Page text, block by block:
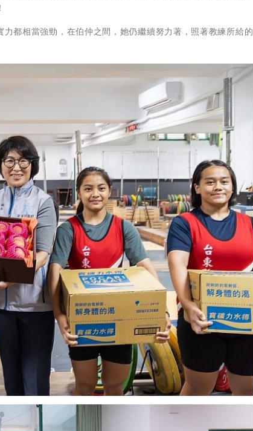
都相當強勁，在伯仲之間，她仍繼續努力著，照著教練所給的